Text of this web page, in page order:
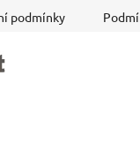
podmínky